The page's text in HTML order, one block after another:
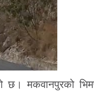
मकवानपुरको